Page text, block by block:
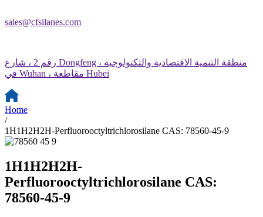
sales@cfsilanes.com
رقم 2 ، شارع Dongfeng ، منطقة التنمية الاقتصادية والتكنولوجية
في Wuhan ، مقاطعة Hubei
Home
/
1H1H2H2H-Perfluorooctyltrichlorosilane CAS: 78560-45-9
1H1H2H2H-
Perfluorooctyltrichlorosilane CAS:
78560-45-9